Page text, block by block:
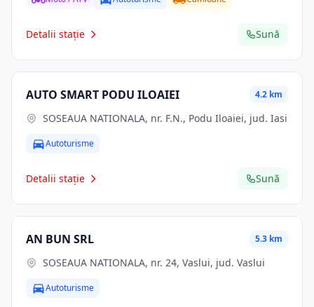
Detalii stație Sună
AUTO SMART PODU ILOAIEI 4.2 km
SOSEAUA NATIONALA, nr. F.N., Podu Iloaiei, jud. Iasi
Autoturisme
Detalii stație Sună
AN BUN SRL 5.3 km
SOSEAUA NATIONALA, nr. 24, Vaslui, jud. Vaslui
Autoturisme